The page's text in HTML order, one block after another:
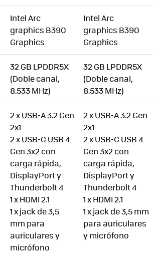
Intel Arc
graphics B390
Graphics
Intel Arc
graphics B390
Graphics
32 GB LPDDR5X
(Doble canal,
8.533 MHz)
32 GB LPDDR5X
(Doble canal,
8.533 MHz)
2 x USB-A 3.2 Gen
2x1
2 x USB-C USB 4
Gen 3x2 con
carga rápida,
DisplayPort y
Thunderbolt 4
1 x HDMI 2.1
1 x jack de 3,5
mm para
auriculares y
micrófono
2 x USB-A 3.2 Gen
2x1
2 x USB-C USB 4
Gen 3x2 con
carga rápida,
DisplayPort y
Thunderbolt 4
1 x HDMI 2.1
1 x jack de 3,5 mm
para auriculares
y micrófono